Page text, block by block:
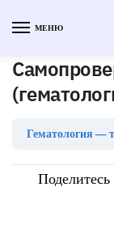
МЕНЮ
Гематология —